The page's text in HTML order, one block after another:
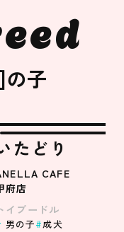
子
たどり
CAFE
府店
イプードル
男の子 成犬